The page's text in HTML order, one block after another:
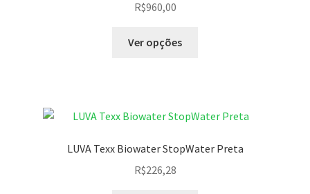
R$960,00
Ver opções
LUVA Texx Biowater StopWater Preta
R$226,28